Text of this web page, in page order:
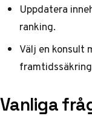
Uppdatera
ranking.
Välj en konsult
Vanliga